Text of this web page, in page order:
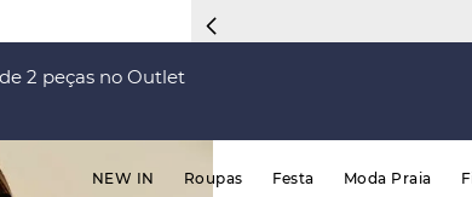
2 peças no Outlet
NEW IN Roupas Festa Moda Praia